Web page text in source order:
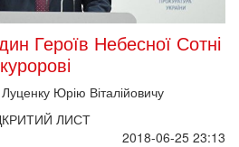
Героїв Небесної Сотні
Юрію Віталійовичу
ЛИСТ
2018-06-25 23:13